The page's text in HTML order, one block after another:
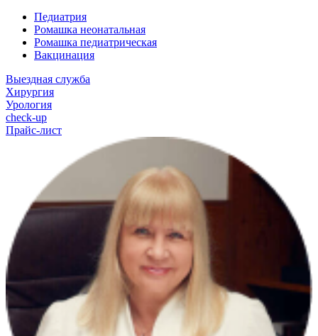
Педиатрия
Ромашка неонатальная
Ромашка педиатрическая
Вакцинация
Выездная служба
Хирургия
Урология
check-up
Прайс-лист